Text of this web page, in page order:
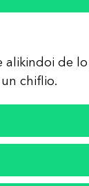
alikindoi de
chiflio.